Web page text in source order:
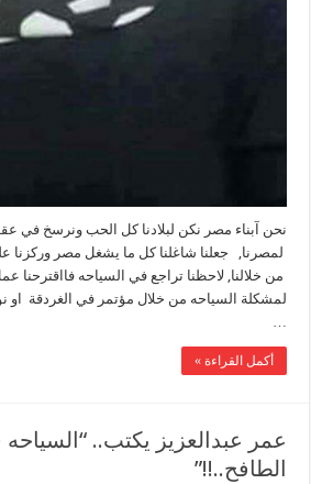
نحن آبناء مصر نكن لبلادنا كل الحب ونرسخ في عقول
لمصرنا, جعلنا شاغلنا كل ما يشغل مصر وركزنا
من خلالنا, لاحظنا تراجع في السياحه فااقترحنا
لمشكلة السياحه من خلال مؤتمر في الغردقة او
…
أكمل القراءة »
عمر عبدالعزيز يكتب..
الطافح..!!”